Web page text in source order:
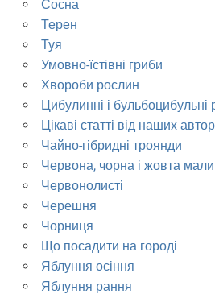
Сосна
Терен
Туя
Умовно-їстівні гриби
Хвороби рослин
Цибулинні і бульбоцибульні
Цікаві статті від наших
Чайно-гібридні троянди
Червона, чорна і жовта
Червонолисті
Черешня
Чорниця
Що посадити на городі
Яблуння осіння
Яблуння рання